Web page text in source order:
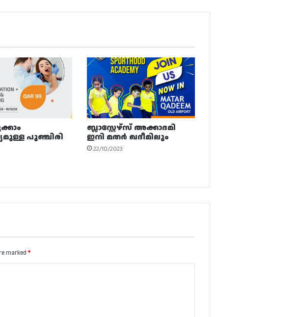
പുഞ്ചിരി
ബ്ലാസ്റ്റേഴ്‌സ് അക്കാദമി
ഇനി മതർ ഖദീമിലും
22/10/2023
marked *